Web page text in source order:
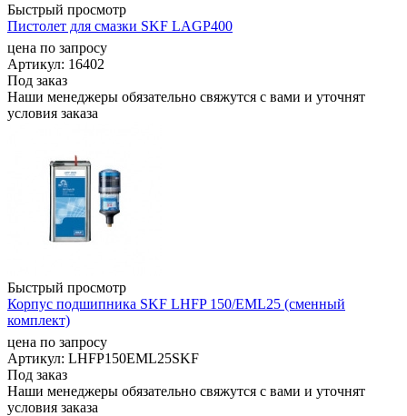
Быстрый просмотр
Пистолет для смазки SKF LAGP400
цена по запросу
Артикул: 16402
Под заказ
Наши менеджеры обязательно свяжутся с вами и уточнят
условия заказа
Быстрый просмотр
Корпус подшипника SKF LHFP 150/EML25 (сменный
комплект)
цена по запросу
Артикул: LHFP150EML25SKF
Под заказ
Наши менеджеры обязательно свяжутся с вами и уточнят
условия заказа